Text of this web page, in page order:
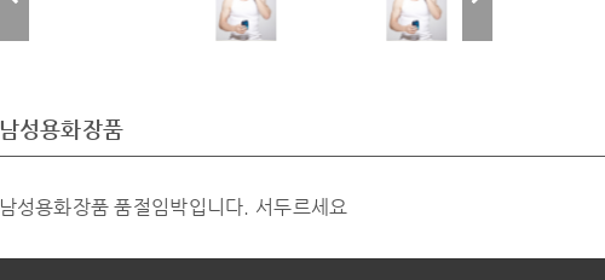
남성용화장품
남성용화장품 품절임박입니다. 서두르세요